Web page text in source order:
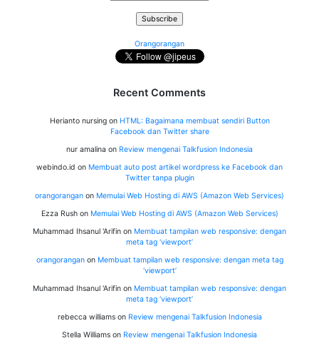
Orangorangan
Recent Comments
Herianto nursingon HTML: Bagaimana membuat sendiri Button
Facebook dan Twitter share
nur amalina on Review mengenai Talkfusion Indonesia
webindo.id on Membuat auto post artikel wordpress ke Facebook dan
Twitter tanpa plugin
orangorangan on Memulai Web Hosting di AWS (Amazon Web Services)
Ezza Rushon Memulai Web Hosting di AWS (Amazon Web Services)
Muhammad Ihsanul 'Arifin on Membuat tampilan web responsive: dengan
meta tag ‘viewport’
orangoranganon Membuat tampilan web responsive: dengan meta tag
‘viewport’
Muhammad Ihsanul 'Arifin on Membuat tampilan web responsive: dengan
meta tag ‘viewport’
rebecca williamson Review mengenai Talkfusion Indonesia
Stella Williams on Review mengenai Talkfusion Indonesia